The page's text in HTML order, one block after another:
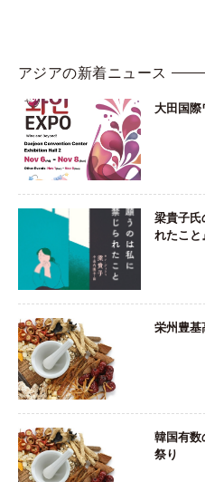
アジアの新着ニュース
大田国
梁貴子氏
れたこ
栄州豊基
韓国有
祭り